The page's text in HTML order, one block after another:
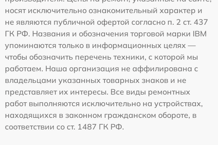
носят исключительно ознакомительный характер и
не являются публичной офертой согласно п. 2 ст. 437
ГК РФ. Названия и обозначения торговой марки IBM
упоминаются только в информационных целях —
чтобы обозначить перечень техники, с которой мы
работаем. Наша организация не аффилирована с
владельцами указанных товарных знаков и не
представляет их интересы. Все виды ремонтных
работ выполняются исключительно на устройствах,
находящихся в законном гражданском обороте, в
соответствии со ст. 1487 ГК РФ.